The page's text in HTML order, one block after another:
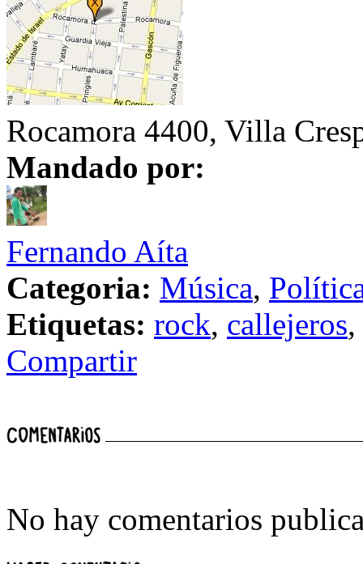
Rocamora 4400, Villa
Mandado por:
Fernando Aíta
Categoria: Música,
Etiquetas: rock, callejeros,
Compartir
No hay comentarios